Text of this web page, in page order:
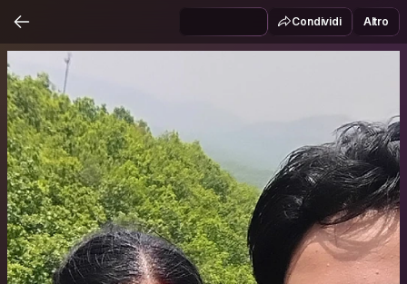
Condividi Altro